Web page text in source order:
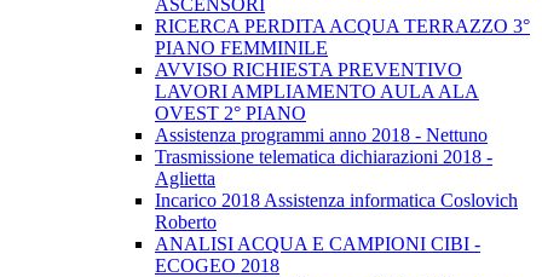
ASCENSORI
RICERCA PERDITA ACQUA TERRAZZO 3°
PIANO FEMMINILE
AVVISO RICHIESTA PREVENTIVO
LAVORI AMPLIAMENTO AULA ALA
OVEST 2° PIANO
Assistenza programmi anno 2018 - Nettuno
Trasmissione telematica dichiarazioni 2018 -
Aglietta
Incarico 2018 Assistenza informatica Coslovich
Roberto
ANALISI ACQUA E CAMPIONI CIBI -
ECOGEO 2018